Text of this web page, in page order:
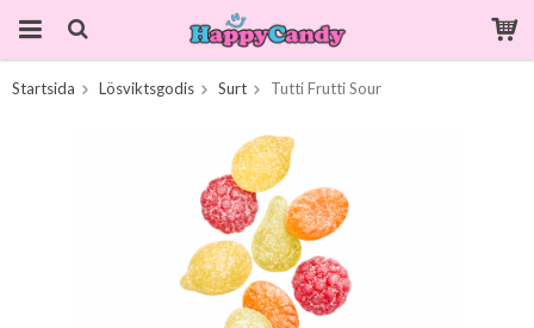
Startsida Lösviktsgodis Surt Tutti Frutti Sour